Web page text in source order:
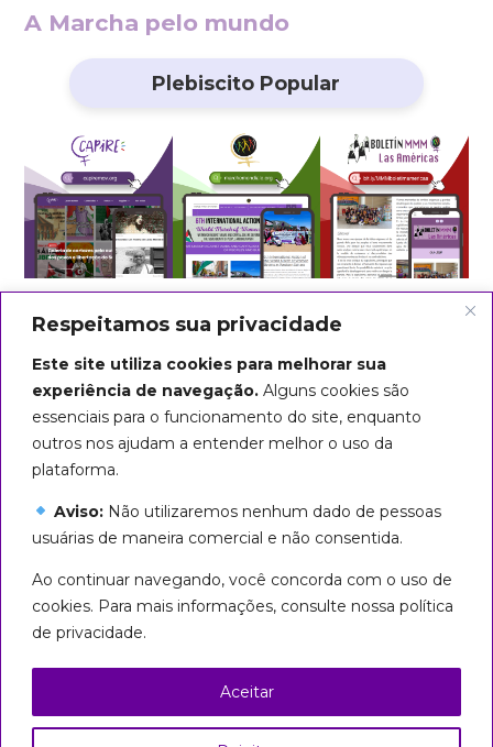
Respeitamos sua privacidade
Este site utiliza cookies para melhorar sua
experiência de navegação. Alguns cookies são
essenciais para o funcionamento do site, enquanto
outros nos ajudam a entender melhor o uso da
plataforma.
Aviso:Não utilizaremos nenhum dado de pessoas
usuárias de maneira comercial e não consentida.
Ao continuar navegando, você concorda com o uso de
cookies. Para mais informações, consulte nossa política
de privacidade.
Aceitar
A Marcha pelo mundo
Plebiscito Popular
Seguiremos em marcha até que
todas sejamos livres!
Creative Commons
Atribuição – Uso Não Comercial – Partilha nos
Mesmos Termos 3.0 Brasil